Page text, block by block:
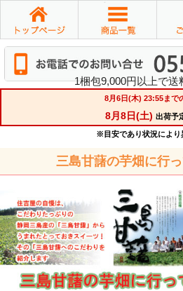
1梱包9,000円以上で
三島甘藷の芋畑に行